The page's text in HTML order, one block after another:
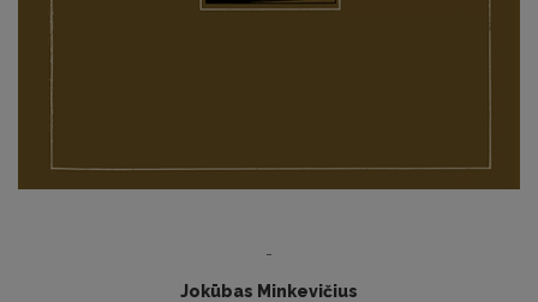
-
Jokūbas Minkevičius